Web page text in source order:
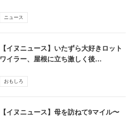
ニュース
【イヌニュース】いたずら大好きロット
ワイラー、屋根に立ち激しく後…
おもしろ
【イヌニュース】母を訪ねて9マイル〜